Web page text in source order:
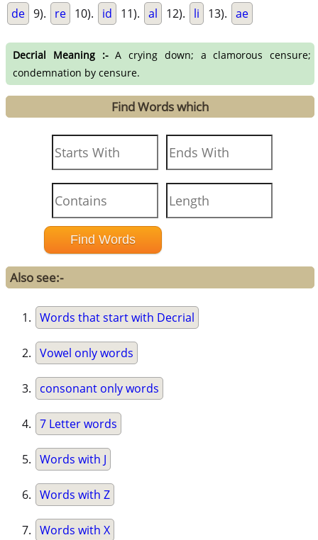
de 9). re 10). id 11). al 12). li 13). ae
Decrial Meaning :-A crying down; a clamorous censure;
condemnation by censure.
Find Words which
Also see:-
Words that start with Decrial
Vowel only words
consonant only words
7 Letter words
Words with J
Words with Z
Words with X